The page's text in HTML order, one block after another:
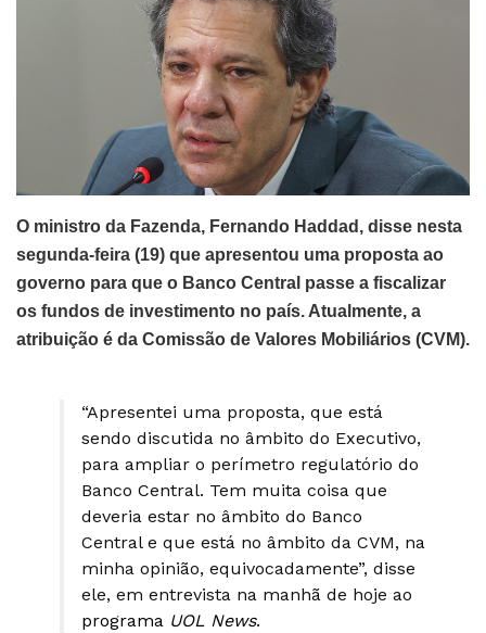
O ministro da Fazenda, Fernando Haddad, disse nesta
segunda-feira (19) que apresentou uma proposta ao
governo para que o Banco Central passe a fiscalizar
os fundos de investimento no país. Atualmente, a
atribuição é da Comissão de Valores Mobiliários (CVM).
“Apresentei uma proposta, que está
sendo discutida no âmbito do Executivo,
para ampliar o perímetro regulatório do
Banco Central. Tem muita coisa que
deveria estar no âmbito do Banco
Central e que está no âmbito da CVM, na
minha opinião, equivocadamente”, disse
ele, em entrevista na manhã de hoje ao
programa UOL News.